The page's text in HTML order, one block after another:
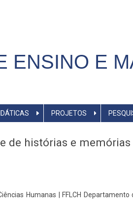
ENSINO E
PROJETOS
de histórias e memórias
Humanas | FFLCH Departamento